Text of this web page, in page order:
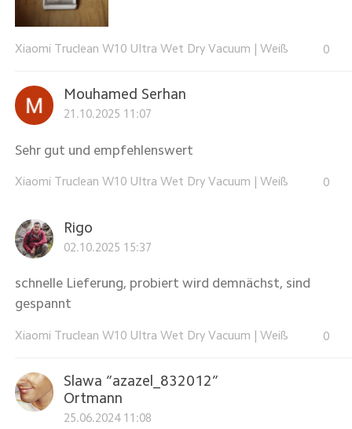
Xiaomi Truclean W10 Ultra Wet Dry Vacuum Weiß 0
Mouhamed Serhan
21.10.2025 11:07
Sehr gut und empfehlenswert
Xiaomi Truclean W10 Ultra Wet Dry Vacuum Weiß 0
Rigo
02.10.2025 15:37
schnelle Lieferung, probiert wird demnächst, sind
gespannt
Xiaomi Truclean W10 Ultra Wet Dry Vacuum Weiß 0
Slawa “azazel_832012”
Ortmann
25.06.2024 11:08